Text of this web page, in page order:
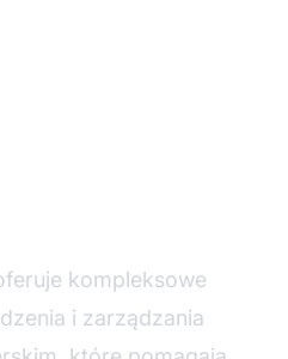
kompleksowe
i zarządzania